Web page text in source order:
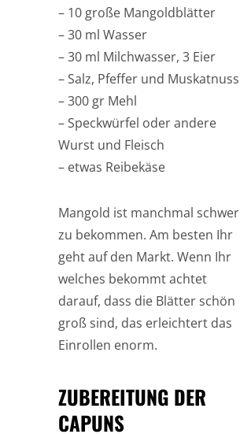
– 10 große Mangoldblätter
– 30 ml Wasser
– 30 ml Milchwasser, 3 Eier
– Salz, Pfeffer und Muskatnuss
– 300 gr Mehl
– Speckwürfel oder andere
Wurst und Fleisch
– etwas Reibekäse
Mangold ist manchmal schwer
zu bekommen. Am besten Ihr
geht auf den Markt. Wenn Ihr
welches bekommt achtet
darauf, dass die Blätter schön
groß sind, das erleichtert das
Einrollen enorm.
ZUBEREITUNG DER
CAPUNS